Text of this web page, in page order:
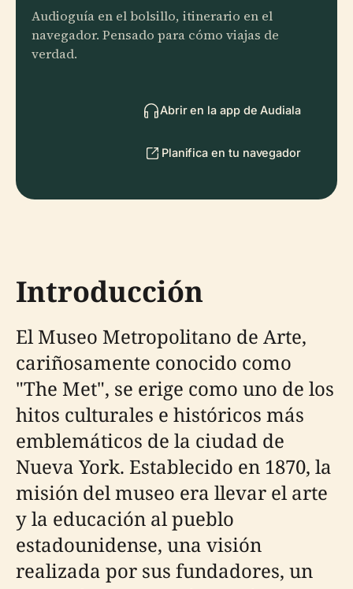
Audioguía en el bolsillo, itinerario en el
navegador. Pensado para cómo viajas de
verdad.
Abrir en la app de Audiala
Planifica en tu navegador
Introducción
El Museo Metropolitano de Arte,
cariñosamente conocido como
"The Met", se erige como uno de los
hitos culturales e históricos más
emblemáticos de la ciudad de
Nueva York. Establecido en 1870, la
misión del museo era llevar el arte
y la educación al pueblo
estadounidense, una visión
realizada por sus fundadores, un